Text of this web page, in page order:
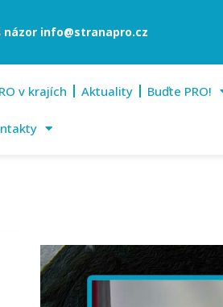
názor info@stranapro.cz
v krajích Aktuality Buďte PRO!